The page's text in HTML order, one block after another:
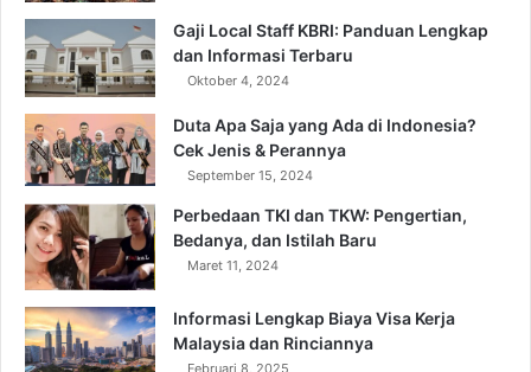
Gaji Local Staff KBRI: Panduan Lengkap
dan Informasi Terbaru
Oktober 4, 2024
Duta Apa Saja yang Ada di Indonesia?
Cek Jenis & Perannya
September 15, 2024
Perbedaan TKI dan TKW: Pengertian,
Bedanya, dan Istilah Baru
Maret 11, 2024
Informasi Lengkap Biaya Visa Kerja
Malaysia dan Rinciannya
Februari 8, 2025